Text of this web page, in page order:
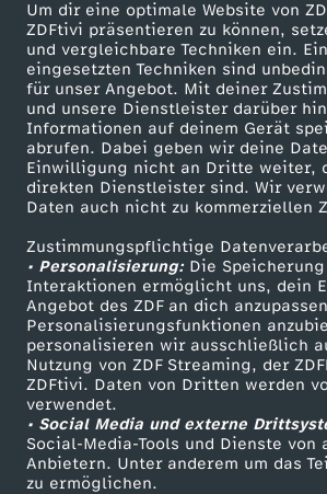
Um dir eine optimale Website von
ZDFtivi präsentieren zu können,
und vergleichbare Techniken ein.
eingesetzten Techniken sind
für unser Angebot. Mit deiner
und unsere Dienstleister darüber
Informationen auf deinem Gerät
abrufen. Dabei geben wir deine
Einwilligung nicht an Dritte weiter,
direkten Dienstleister sind. Wir
Daten auch nicht zu kommerziellen
Zustimmungspflichtige
• Personalisierung:Die
Interaktionen ermöglicht uns, dein
Angebot des ZDF an dich
Personalisierungsfunktionen
personalisieren wir ausschließlich
Nutzung von ZDF Streaming, der
ZDFtivi. Daten von Dritten werden
verwendet.
• Social Media und externe
Social-Media-Tools und Dienste von
Anbietern. Unter anderem um das
zu ermöglichen.